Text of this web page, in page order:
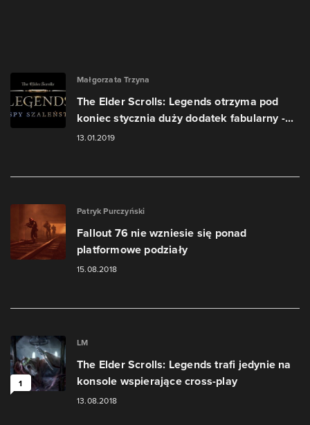
Małgorzata Trzyna
The Elder Scrolls: Legends otrzyma pod
koniec stycznia duży dodatek fabularny -...
13.01.2019
Patryk Purczyński
Fallout 76 nie wzniesie się ponad
platformowe podziały
15.08.2018
1
LM
The Elder Scrolls: Legends trafi jedynie na
konsole wspierające cross-play
13.08.2018